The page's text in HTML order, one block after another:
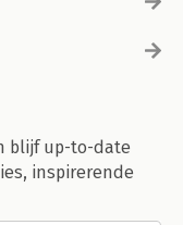
blijf up-to-date
inspirerende